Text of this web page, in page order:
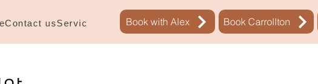
Contact usServices New Page
Book with Alex Book Carrollton